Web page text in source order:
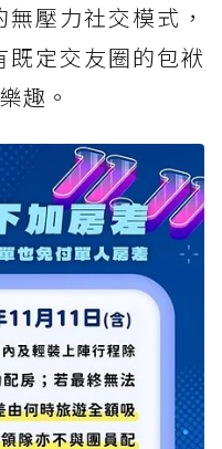
無壓力社交模式，
定交友圈的包袱
趣。